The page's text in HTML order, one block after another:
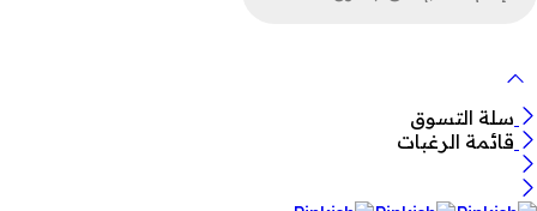
سلة التسوق
قائمة الرغبات